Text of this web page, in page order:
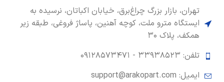
تهران، بازار بزرگ چراغ‌برق، خیابان اکباتان، نرسیده به
ایستگاه مترو ملت، کوچه آهنین، پاساژ فروغی، طبقه زیر
همکف، پلاک ۳۰
تلفن: ۳۳۹۳۸۵۲۳ -
۰۹۱۲۸۵۷۳۴۷۱
ایمیل: support@arakopart.com